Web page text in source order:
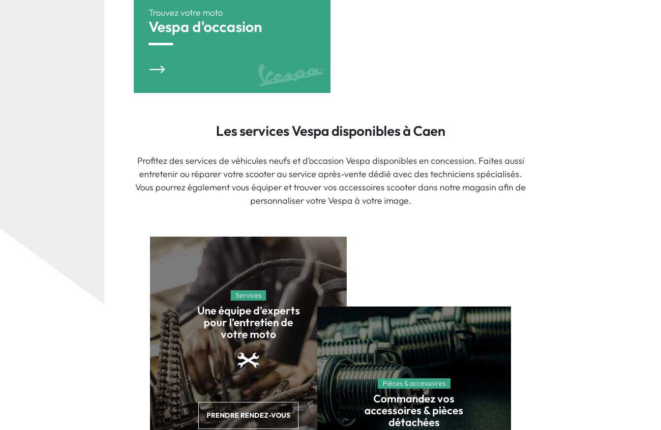
Trouvez votre moto
Vespa d'occasion
Les services Vespa disponibles à Caen
Profitez des services de véhicules neufs et d’occasion Vespa disponibles en concession. Faites aussi
entretenir ou réparer votre scooter au service après-vente dédié avec des techniciens spécialisés.
Vous pourrez également vous équiper et trouver vos accessoires scooter dans notre magasin afin de
personnaliser votre Vespa à votre image.
Services
Une équipe d’experts
pour l’entretien de
votre moto
PRENDRE RENDEZ-VOUS
Pièces & accessoires
Commandez vos
accessoires & pièces
détachées